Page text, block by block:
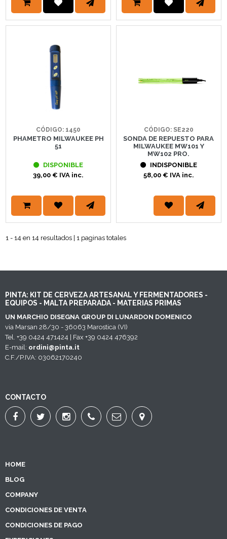
CÓDIGO: 1450
PHAMETRO MILWAUKEE PH
51
DISPONIBLE
39,00 € IVA inc.
CÓDIGO: SE220
SONDA DE REPUESTO PARA
MILWAUKEE MW101 Y
MW102 PRO.
INDISPONIBLE
58,00 € IVA inc.
1 - 14 en 14 resultados | 1 paginas totales
PINTA: KIT DE CERVEZA ARTESANAL Y FERMENTADORES -
EQUIPOS - MALTA PREPARADA - MATERIAS PRIMAS
UN MARCHIO DISEGNA GROUP DI LUNARDON DOMENICO
via Marsan 28/30 - 36063 Marostica (VI)
Tel. +39 0424 471424 | Fax +39 0424 476392
E-mail: ordini@pinta.it
C.F./P.IVA: 03062170240
CONTACTO
HOME
BLOG
COMPANY
CONDICIONES DE VENTA
CONDICIONES DE PAGO